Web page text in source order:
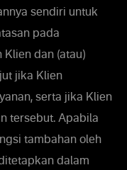
sendiri untuk
pada
dan (atau)
jika Klien
serta jika Klien
tersebut. Apabila
tambahan oleh
dalam